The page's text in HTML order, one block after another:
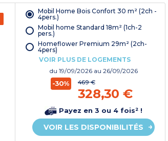
Mobil Home Bois Confort 30 m² (2ch -
4pers.)
Mobil home Standard 18m² (1ch-2
pers.)
Homeflower Premium 29m² (2ch-
4pers)
VOIR PLUS DE LOGEMENTS
du 19/09/2026 au 26/09/2026
-30% 469 €
328,30 €
Payez en 3 ou 4 fois² !
VOIR LES DISPONIBILITÉS